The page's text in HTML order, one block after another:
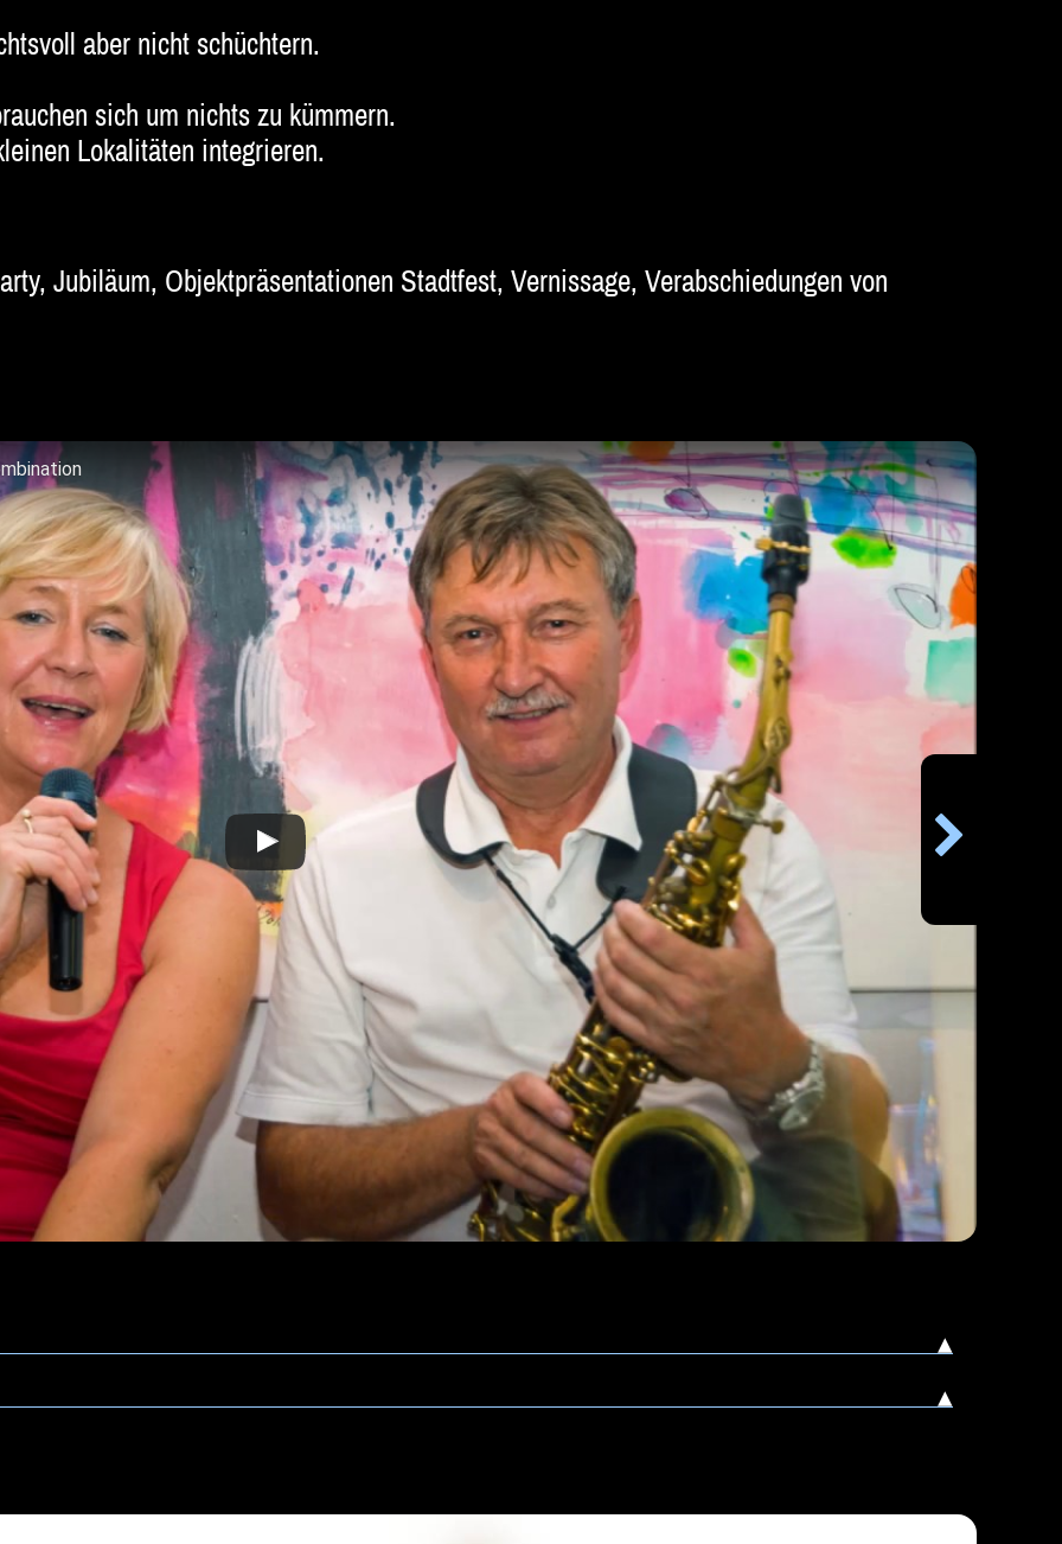
aber nicht schüchtern.
sich um nichts zu kümmern.
Lokalitäten integrieren.
Jubiläum, Objektpräsentationen Stadtfest, Vernissage, Verabschiedungen von